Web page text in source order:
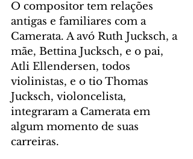
O compositor tem relações
antigas e familiares com a
Camerata. A avó Ruth Jucksch, a
mãe, Bettina Jucksch, e o pai,
Atli Ellendersen, todos
violinistas, e o tio Thomas
Jucksch, violoncelista,
integraram a Camerata em
algum momento de suas
carreiras.